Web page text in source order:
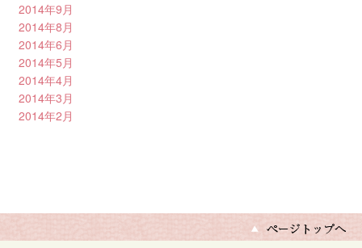
2014年9月
2014年8月
2014年6月
2014年5月
2014年4月
2014年3月
2014年2月